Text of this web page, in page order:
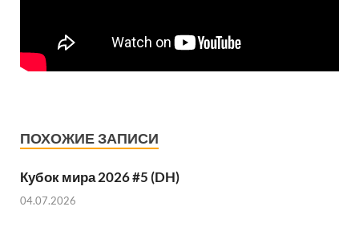
ПОХОЖИЕ ЗАПИСИ
Кубок мира 2026 #5 (DH)
04.07.2026